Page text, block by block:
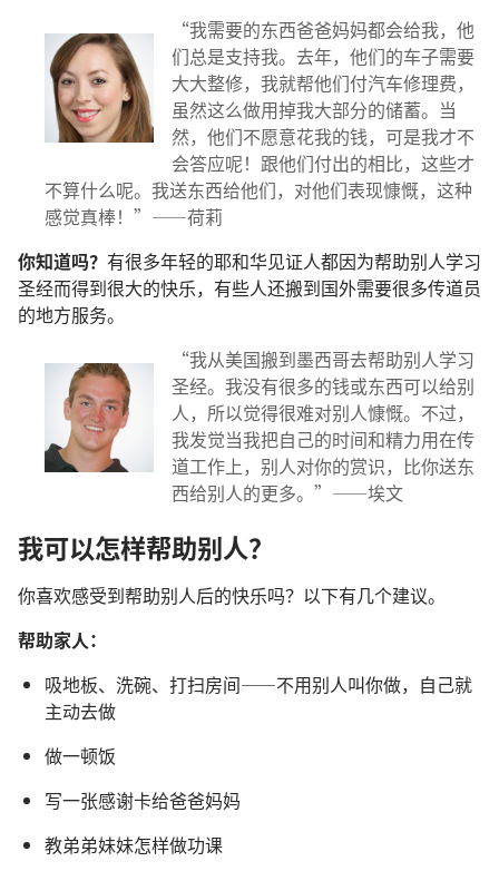
“我需要的东西爸爸妈妈都会给我，他
们总是支持我。去年，他们的车子需要
大大整修，我就帮他们付汽车修理费，
虽然这么做用掉我大部分的储蓄。当
然，他们不愿意花我的钱，可是我才不
会答应呢！跟他们付出的相比，这些才
不算什么呢。我送东西给他们，对他们表现慷慨，这种
感觉真棒！”——荷莉
你知道吗？ 有很多年轻的耶和华见证人都因为帮助别人学习
圣经而得到很大的快乐，有些人还搬到国外需要很多传道员
的地方服务。
“我从美国搬到墨西哥去帮助别人学习
圣经。我没有很多的钱或东西可以给别
人，所以觉得很难对别人慷慨。不过，
我发觉当我把自己的时间和精力用在传
道工作上，别人对你的赏识，比你送东
西给别人的更多。”——埃文
我可以怎样帮助别人？
你喜欢感受到帮助别人后的快乐吗？以下有几个建议。
帮助家人：
吸地板、洗碗、打扫房间——不用别人叫你做，自己就
主动去做
做一顿饭
写一张感谢卡给爸爸妈妈
教弟弟妹妹怎样做功课